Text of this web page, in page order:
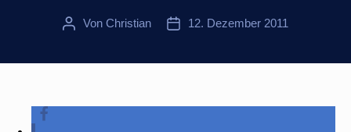
Beitragsautor
Von Christian Veröffentlichungsdatum
12. Dezember 2011